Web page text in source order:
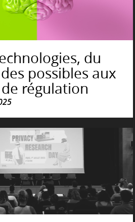
du
possibles aux
régulation